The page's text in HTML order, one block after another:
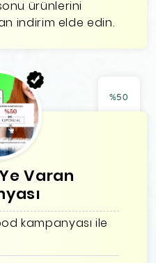
ürünlerini
indirim elde edin.
%50
Varan
kampanyası ile